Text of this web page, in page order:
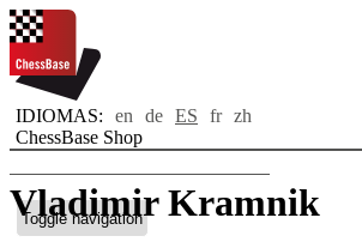
IDIOMAS: en de ES fr zh
ChessBase Shop
Toggle navigation
Vladimir Kramnik